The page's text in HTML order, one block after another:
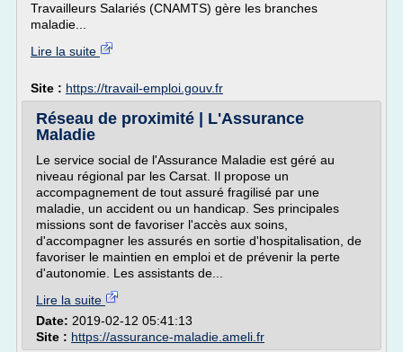
Travailleurs Salariés (CNAMTS) gère les branches
maladie...
Lire la suite
Site : https://travail-emploi.gouv.fr
Réseau de proximité | L'Assurance
Maladie
Le service social de l'Assurance Maladie est géré au
niveau régional par les Carsat. Il propose un
accompagnement de tout assuré fragilisé par une
maladie, un accident ou un handicap. Ses principales
missions sont de favoriser l'accès aux soins,
d'accompagner les assurés en sortie d'hospitalisation, de
favoriser le maintien en emploi et de prévenir la perte
d'autonomie. Les assistants de...
Lire la suite
Date: 2019-02-12 05:41:13
Site : https://assurance-maladie.ameli.fr